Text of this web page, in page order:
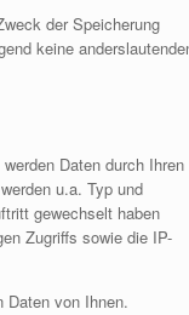
der Speicherung
keine
Daten durch Ihren
u.a. Typ und
gewechselt haben
Zugriffs sowie die IP-
Daten von Ihnen.